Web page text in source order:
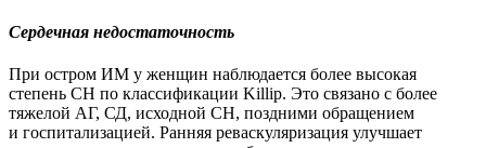
Сердечная недостаточность
При остром ИМ у женщин наблюдается более высокая
степень СН по классификации Killip. Это связано с более
тяжелой АГ, СД, исходной СН, поздними обращением
и госпитализацией. Ранняя реваскуляризация улучшает